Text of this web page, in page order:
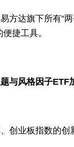
方达旗下所有“
捷工具。
与风格因子ETF
创业板指数的